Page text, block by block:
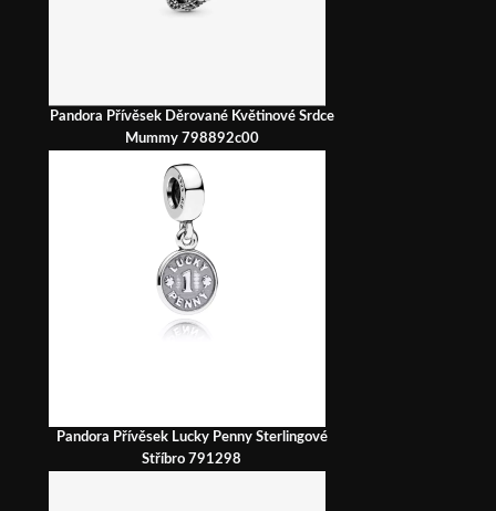
Pandora Přívěsek Děrované Květinové Srdce
Mummy 798892c00
Pandora Přívěsek Lucky Penny Sterlingové
Stříbro 791298